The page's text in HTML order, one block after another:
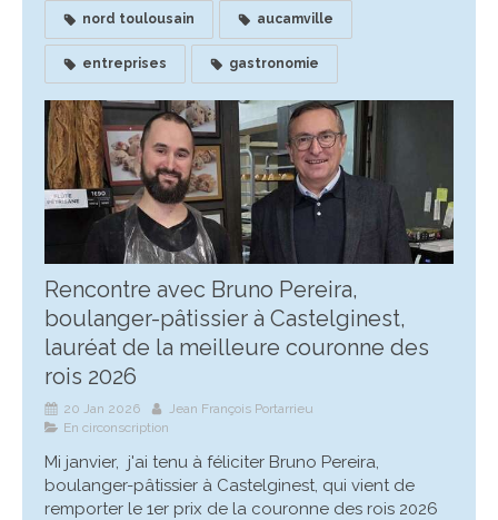
nord toulousain aucamville
entreprises gastronomie
Rencontre avec Bruno Pereira,
boulanger-pâtissier à Castelginest,
lauréat de la meilleure couronne des
rois 2026
20 Jan 2026
Jean François Portarrieu
En circonscription
Mi janvier, j'ai tenu à féliciter Bruno Pereira,
boulanger-pâtissier à Castelginest, qui vient de
remporter le 1er prix de la couronne des rois 2026